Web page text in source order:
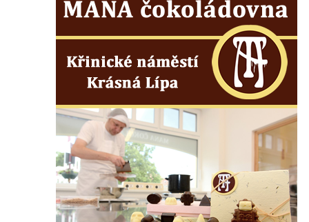
Dům čp. 104 na náměstí T. G. Masaryka ve
Frýdlantu
Dům čp. 2 zvaný Na Panské zvůli na
náměstí T. G. Masaryka ve Frýdlantu
Dům čp. 95 na náměstí T. G. Masaryka ve
Frýdlantu
Dům čp. 43 v Havlíčkově ulici ve Frýdlantu
Dům čp. 42 v Havlíčkově ulici ve Frýdlantu
Dvojdům čp. 92 a 93 (hotel Bílý kůň) na